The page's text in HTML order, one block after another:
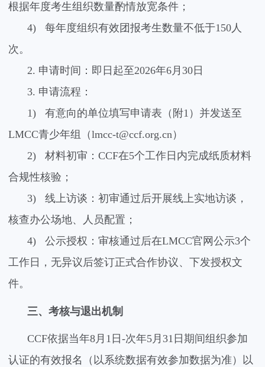
根据年度考生组织数量酌情放宽条件；
4)
每年度组织有效团报考生数量不低于150人
次。
2. 申请时间：即日起至2026年6月 30 日
3. 申请流程：
1)
有意向的单位填写申请表（ 附1 ）并发送至
LMCC青少年组（lmcc-t@ccf.org.cn）
2)
材料初审：CCF在5个工作日内完成纸质材料
合规性核验；
3)
线上访谈：初审通过后开展线上实地访谈，
核查办公场地、人员配置；
4)
公示授权：审核通过后在LMCC官网公示3个
工作日，无异议后签订正式合作协议、下发授权文
件。
三、考核与退出机制
CCF依据当年8月 1 日-次年5月 31 日期间组织参加
认证的有效报名（以系统数据有效参加数据为准）以